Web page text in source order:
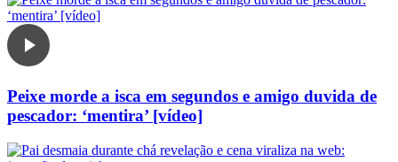
Peixe morde a isca em segundos e amigo duvida de
pescador: ‘mentira’ [vídeo]